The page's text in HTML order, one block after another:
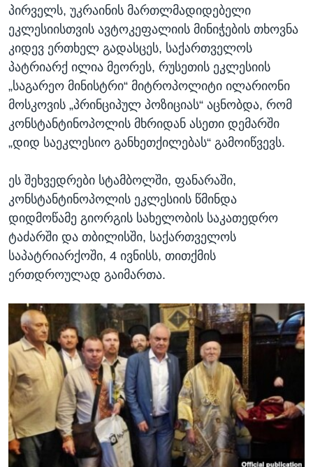
პირველს, უკრაინის მართლმადიდებელი
ეკლესიისთვის ავტოკეფალიის მინიჭების თხოვნა
კიდევ ერთხელ გადასცეს, საქართველოს
პატრიარქ ილია მეორეს, რუსეთის ეკლესიის
„საგარეო მინისტრი“ მიტროპოლიტი ილარიონი
მოსკოვის „პრინციპულ პოზიციას“ აცნობდა, რომ
კონსტანტინოპოლის მხრიდან ასეთი დემარში
„დიდ საეკლესიო განხეთქილებას“ გამოიწვევს.
ეს შეხვედრები სტამბოლში, ფანარაში,
კონსტანტინოპოლის ეკლესიის წმინდა
დიდმოწამე გიორგის სახელობის საკათედრო
ტაძარში და თბილისში, საქართველოს
საპატრიარქოში, 4 ივნისს, თითქმის
ერთდროულად გაიმართა.